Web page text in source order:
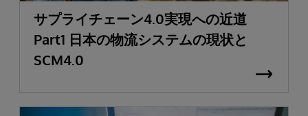
サプライチェーン4.0実現への近道
Part1 日本の物流システムの現状と
SCM4.0